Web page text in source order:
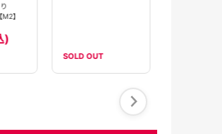
】
)
SOLD OUT